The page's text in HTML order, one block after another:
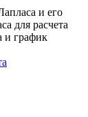
и его
для расчета
и график